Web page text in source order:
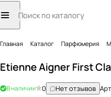
Главная Каталог Парфюмерия
Etienne Aigner First
В наличии 0 Нет отзывов